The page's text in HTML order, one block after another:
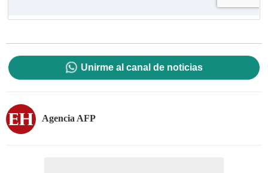
Unirme al canal de noticias
Agencia AFP